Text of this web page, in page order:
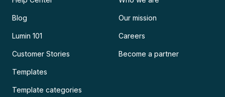
Blog
Lumin 101
Customer Stories
Templates
Template categories
Our mission
Careers
Become a partner